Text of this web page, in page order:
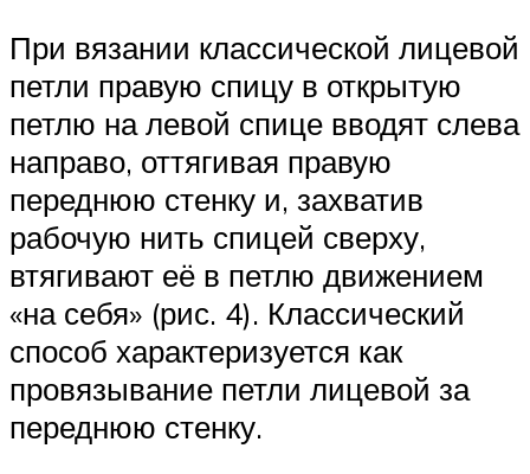
При вязании классической лицевой
петли правую спицу в открытую
петлю на левой спице вводят слева
направо, оттягивая правую
переднюю стенку и, захватив
рабочую нить спицей сверху,
втягивают её в петлю движением
«на себя» (рис. 4). Классический
способ характеризуется как
провязывание петли лицевой за
переднюю стенку.